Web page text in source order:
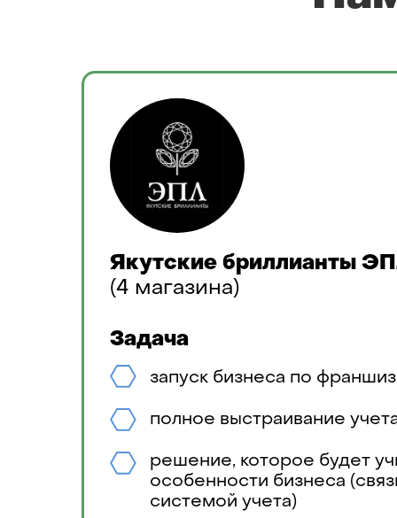
Якутские бриллианты
(4 магазина)
Задача
запуск бизнеса по
полное выстраивание
решение, которое будет
особенности бизнеса
системой учета)